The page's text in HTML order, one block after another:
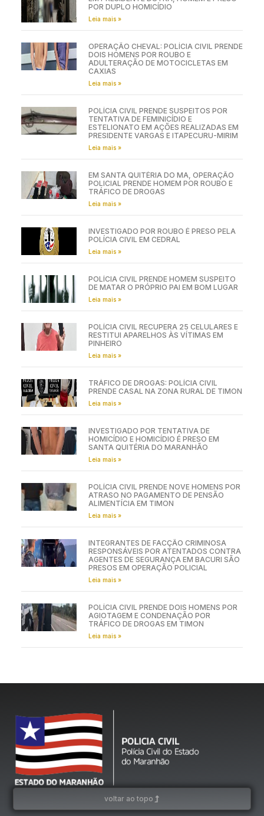
POR DUPLO HOMICÍDIO
Leia mais »
OPERAÇÃO CHEVAL: POLÍCIA CIVIL PRENDE
DOIS HOMENS POR ROUBO E
ADULTERAÇÃO DE MOTOCICLETAS EM
CAXIAS
Leia mais »
POLÍCIA CIVIL PRENDE SUSPEITOS POR
TENTATIVA DE FEMINICÍDIO E
ESTELIONATO EM AÇÕES REALIZADAS EM
PRESIDENTE VARGAS E ITAPECURU-MIRIM
Leia mais »
EM SANTA QUITÉRIA DO MA, OPERAÇÃO
POLICIAL PRENDE HOMEM POR ROUBO E
TRÁFICO DE DROGAS
Leia mais »
INVESTIGADO POR ROUBO É PRESO PELA
POLÍCIA CIVIL EM CEDRAL
Leia mais »
POLÍCIA CIVIL PRENDE HOMEM SUSPEITO
DE MATAR O PRÓPRIO PAI EM BOM LUGAR
Leia mais »
POLÍCIA CIVIL RECUPERA 25 CELULARES E
RESTITUI APARELHOS ÀS VÍTIMAS EM
PINHEIRO
Leia mais »
TRÁFICO DE DROGAS: POLÍCIA CIVIL
PRENDE CASAL NA ZONA RURAL DE TIMON
Leia mais »
INVESTIGADO POR TENTATIVA DE
HOMICÍDIO E HOMICÍDIO É PRESO EM
SANTA QUITÉRIA DO MARANHÃO
Leia mais »
POLÍCIA CIVIL PRENDE NOVE HOMENS POR
ATRASO NO PAGAMENTO DE PENSÃO
ALIMENTÍCIA EM TIMON
Leia mais »
INTEGRANTES DE FACÇÃO CRIMINOSA
RESPONSÁVEIS POR ATENTADOS CONTRA
AGENTES DE SEGURANÇA EM BACURI SÃO
PRESOS EM OPERAÇÃO POLICIAL
Leia mais »
POLÍCIA CIVIL PRENDE DOIS HOMENS POR
AGIOTAGEM E CONDENAÇÃO POR
TRÁFICO DE DROGAS EM TIMON
Leia mais »
voltar ao topo